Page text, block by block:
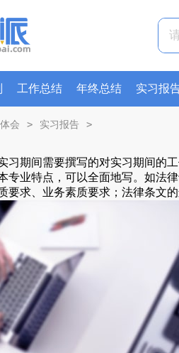
工作总结 年终总结 实习报
会 > 实习报告 >
习期间需要撰写的对实习期间的
专业特点，可以全面地写。如法
要求、业务素质要求；法律条文